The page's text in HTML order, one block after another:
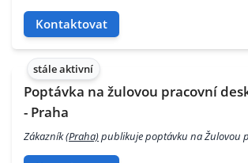
Kontaktovat
stále aktivní
Poptávka na žulovou pracovní
- Praha
Zákazník(Praha)publikuje poptávku na Žulovou